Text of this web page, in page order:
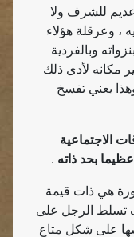
للشرف ولا
وعرقلة هؤلاء
وبالفردية
لأدى ذلك
يعني تفسخ
الاجتماعية
بحد ذاته.
هي ذات قيمة
تسلط الرجل على
على شكل متاع